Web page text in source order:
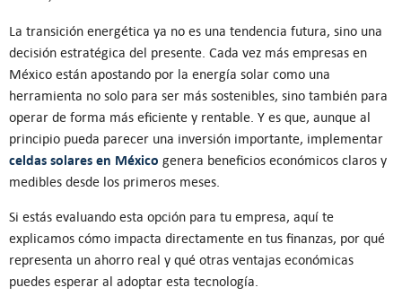
La transición energética ya no es una tendencia futura, sino una
decisión estratégica del presente. Cada vez más empresas en
México están apostando por la energía solar como una
herramienta no solo para ser más sostenibles, sino también para
operar de forma más eficiente y rentable. Y es que, aunque al
principio pueda parecer una inversión importante, implementar
celdas solares en México genera beneficios económicos claros y
medibles desde los primeros meses.
Si estás evaluando esta opción para tu empresa, aquí te
explicamos cómo impacta directamente en tus finanzas, por qué
representa un ahorro real y qué otras ventajas económicas
puedes esperar al adoptar esta tecnología.